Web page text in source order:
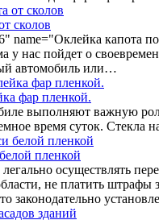
сколов
name="Оклейка капота
у нас пойдет о
автомобиль или…
фар пленкой.
выполняют важную
время суток. Стекла
пленкой
осуществлять
не платить штрафы
законодательно